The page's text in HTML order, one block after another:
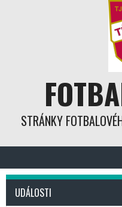
STRÁNKY
UDÁLOSTI